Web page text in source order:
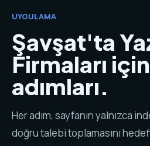
UYGULAMA
Şavşat'ta
Firmaları
adımları.
Her adım, sayfanın yalnızca
doğru talebi toplamasını